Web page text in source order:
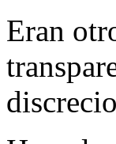
Eran